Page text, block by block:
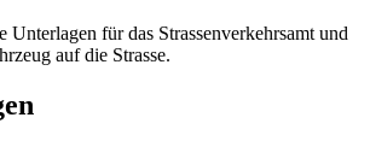
Unterlagen für das Strassenverkehrsamt und
auf die Strasse.